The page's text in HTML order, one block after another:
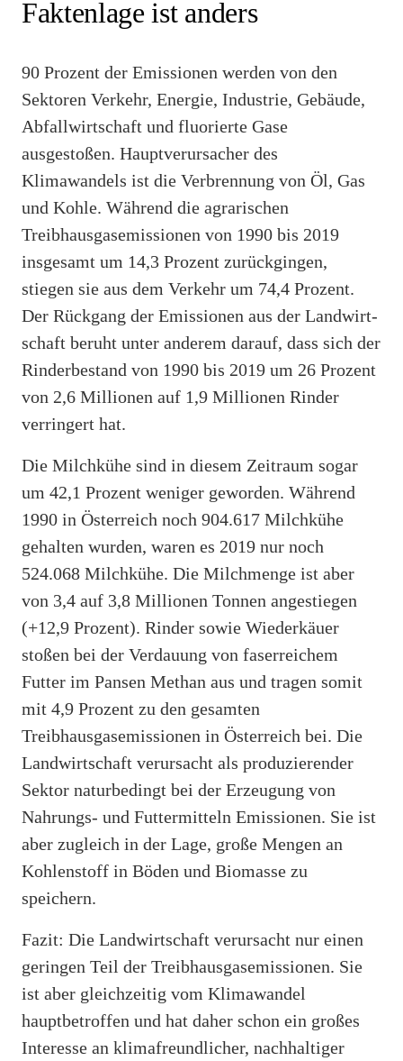
Faktenlage ist anders
90 Prozent der Emissionen werden von den
Sektoren Verkehr, Energie, Industrie, Gebäude,
Abfallwirtschaft und fluorierte Gase
ausgestoßen. Hauptverursacher des
Klimawandels ist die Verbrennung von Öl, Gas
und Kohle. Während die agrarischen
Treibhausgasemissionen von 1990 bis 2019
insgesamt um 14,3 Prozent zurückgingen,
stiegen sie aus dem Verkehr um 74,4 Prozent.
Der Rückgang der Emissionen aus der Landwirt-
schaft beruht unter anderem darauf, dass sich der
Rinderbestand von 1990 bis 2019 um 26 Prozent
von 2,6 Millionen auf 1,9 Millionen Rinder
verringert hat.
Die Milchkühe sind in diesem Zeitraum sogar
um 42,1 Prozent weniger geworden. Während
1990 in Österreich noch 904.617 Milchkühe
gehalten wurden, waren es 2019 nur noch
524.068 Milchkühe. Die Milchmenge ist aber
von 3,4 auf 3,8 Millionen Tonnen angestiegen
(+12,9 Prozent). Rinder sowie Wiederkäuer
stoßen bei der Verdauung von faserreichem
Futter im Pansen Methan aus und tragen somit
mit 4,9 Prozent zu den gesamten
Treibhausgasemissionen in Österreich bei. Die
Landwirtschaft verursacht als produzierender
Sektor naturbedingt bei der Erzeugung von
Nahrungs- und Futtermitteln Emissionen. Sie ist
aber zugleich in der Lage, große Mengen an
Kohlenstoff in Böden und Biomasse zu
speichern.
Fazit: Die Landwirtschaft verursacht nur einen
geringen Teil der Treibhausgasemissionen. Sie
ist aber gleichzeitig vom Klimawandel
hauptbetroffen und hat daher schon ein großes
Interesse an klimafreundlicher, nachhaltiger